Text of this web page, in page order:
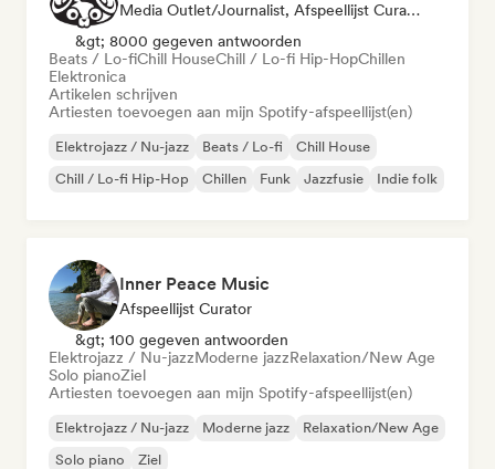
Media Outlet/Journalist, Afspeellijst Curator
&gt; 8000 gegeven antwoorden
Beats / Lo-fiChill HouseChill / Lo-fi Hip-HopChillen
Elektronica
Artikelen schrijven
Artiesten toevoegen aan mijn Spotify-afspeellijst(en)
Elektrojazz / Nu-jazz Beats / Lo-fi
Chill House
Chill / Lo-fi Hip-Hop
Chillen Funk Jazzfusie Indie folk
Inner Peace Music
Afspeellijst Curator
&gt; 100 gegeven antwoorden
Elektrojazz / Nu-jazzModerne jazzRelaxation/New Age
Solo pianoZiel
Artiesten toevoegen aan mijn Spotify-afspeellijst(en)
Elektrojazz / Nu-jazz Moderne jazz
Relaxation/New Age
Solo piano
Ziel